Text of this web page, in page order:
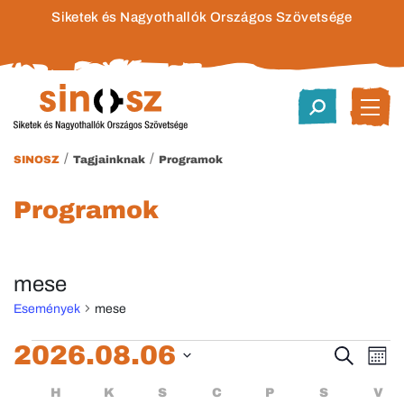
Siketek és Nagyothallók Országos Szövetsége
SINOSZ / Tagjainknak / Programok
Programok
mese
Események mese
Események
Keresett
kifejezés
2026.08.06
H HÉTFŐ
K KEDD
S SZERDA
C CSÜTÖRTÖK
P PÉNTEK
S V